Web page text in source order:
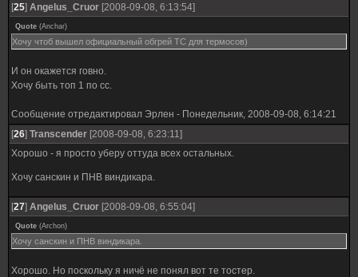
[25] Angelus_Cruor [2008-09-08, 6:13:54]
Quote (Anchar)
Хочу чтоб вышел официальный обгрей ТС для термосов)
И он окажется говно.
Хочу быть топ 1 по сс.
Сообщение отредактировал Эрлен - Понедельник, 2008-09-08, 6:14:21
[26] Transcender [2008-09-08, 6:23:11]
Хорошо - я просто уберу оттуда всех остальных.
Хочу санскин и ПНВ виндикара.
[27] Angelus_Cruor [2008-09-08, 6:55:04]
Quote (Archon)
Хочу санскин и ПНВ виндикара.
Хорошо. Но поскольку я ничё не понял вот те тостер.